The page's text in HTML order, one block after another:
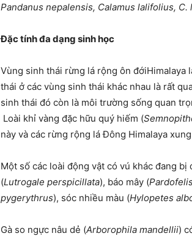
Pandanus nepalensis, Calamus lalifolius,
Đặc tính đa dạng sinh học
Vùng sinh thái rừng lá rộng ôn đớiHimalaya
thái ở các vùng sinh thái khác nhau là rất
sinh thái đó còn là môi trường sống quan
Loài khỉ vàng đặc hữu quý hiếm (
này và các rừng rộng lá Đông Himalaya
Một số các loài động vật có vú khác đang bị
(Lutrogale perspicillata), báo mây (
pygerythrus), sóc nhiều màu (Hylopetes
Gà so ngực nâu dẻ (Arborophila mandellii)